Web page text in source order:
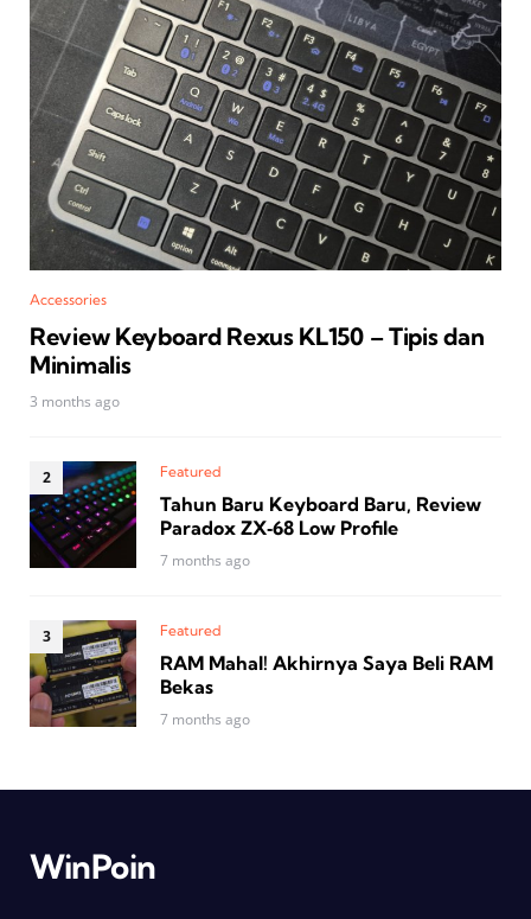
Accessories
Review Keyboard Rexus KL150 – Tipis dan
Minimalis
3 months ago
Featured
Tahun Baru Keyboard Baru, Review
Paradox ZX‑68 Low Profile
7 months ago
Featured
RAM Mahal! Akhirnya Saya Beli RAM
Bekas
7 months ago
WinPoin